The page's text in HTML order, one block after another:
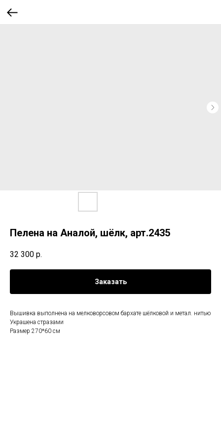
Пелена на Аналой, шёлк, арт.2435
32 300 р.
Заказать
Вышивка выполнена на мелковорсовом бархате шёлковой и метал. нитью
Украшена стразами
Размер 270*60 см